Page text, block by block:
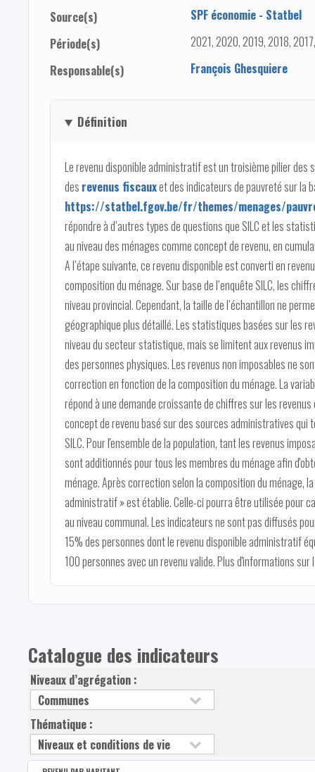
Source(s)
SPF économie - Statbel
Période(s)
2021, 2020, 2019, 2018,
Responsable(s)
François Ghesquiere
Définition
Le revenu disponible administratif est un troisième pilier
des revenus fiscauxet des indicateurs de pauvreté sur la
https://statbel.fgov.be/fr/themes/menages/
répondre à d’autres types de questions que SILC et les
au niveau des ménages comme concept de revenu, en
A l’étape suivante, ce revenu disponible est converti en
composition du ménage. Sur base de l’enquête SILC, les
niveau provincial. Cependant, la taille de l’échantillon ne
géographique plus détaillé. Les statistiques basées sur les
niveau du secteur statistique, mais se limitent aux revenus
des personnes physiques. Les revenus non imposables ne
correction en fonction de la composition du ménage. La
répond à une demande croissante de chiffres sur les
concept de revenu basé sur des sources administratives qui
SILC. Pour l'ensemble de la population, tant les revenus
sont additionnés pour tous les membres du ménage afin
ménage. Après correction selon la composition du ménage,
administratif » est établie. Celle-ci pourra être utilisée pour
au niveau communal. Les indicateurs ne sont pas diffusés
15% des personnes dont le revenu disponible administratif
100 personnes avec un revenu valide. Plus d'informations
Catalogue des indicateurs
Niveaux d’agrégation :
Thématique :